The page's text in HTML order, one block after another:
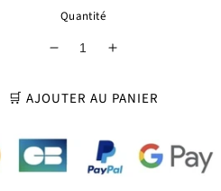
Quantité
Réduire
quantité
chat
réglable
Augmenter
quantité
chat
réglable
🛒 AJOUTER AU PANIER